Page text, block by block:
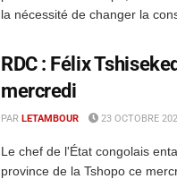
la nécessité de changer la
RDC : Félix
mercredi
PAR LETAMBOUR 23 OCTOBRE
Le chef de l'État congolais
province de la Tshopo ce